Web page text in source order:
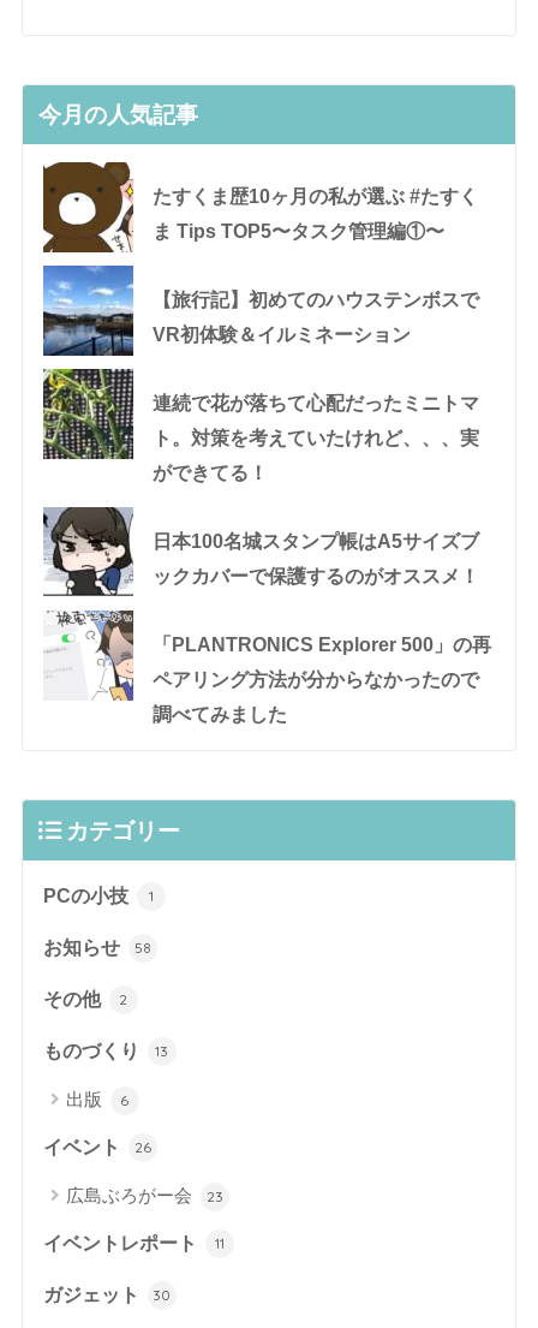
今月の人気記事
たすくま歴10ヶ月の私が選ぶ #たすく
ま Tips TOP5〜タスク管理編①〜
【旅行記】初めてのハウステンボスで
VR初体験＆イルミネーション
連続で花が落ちて心配だったミニトマ
ト。対策を考えていたけれど、、、実
ができてる！
日本100名城スタンプ帳はA5サイズブ
ックカバーで保護するのがオススメ！
「PLANTRONICS Explorer 500」の再
ペアリング方法が分からなかったので
調べてみました
カテゴリー
PCの小技 1
お知らせ 58
その他 2
ものづくり 13
出版 6
イベント 26
広島ぶろがー会 23
イベントレポート 11
ガジェット 30